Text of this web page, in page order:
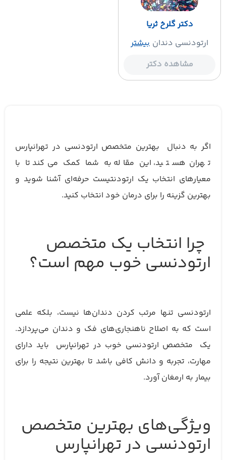
دکتر گلرخ ثریا
ارتودنسی دندان بیشتر
مشاهده دکتر
اگر به دنبال بهترین متخصص ارتودنسی در تهرانپارس
تهران هستید، این مقاله به شما کمک می‌کند تا با
معیارهای انتخاب یک ارتودنتیست حرفه‌ای آشنا شوید و
بهترین گزینه را برای درمان خود انتخاب کنید.
چرا انتخاب یک متخصص
ارتودنسی خوب مهم است؟
ارتودنسی تنها مرتب کردن دندان‌ها نیست، بلکه علمی
است که به اصلاح ناهنجاری‌های فک و دندان می‌پردازد.
یک متخصص ارتودنسی خوب در تهرانپارس باید دارای
مهارت، تجربه و دانش کافی باشد تا بهترین نتیجه را برای
بیمار به ارمغان آورد.
ویژگی‌های بهترین متخصص
ارتودنسی در تهرانپارس